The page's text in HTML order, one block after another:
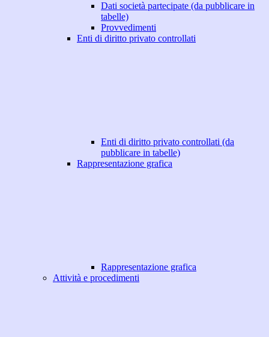
Dati società partecipate (da pubblicare in
tabelle)
Provvedimenti
Enti di diritto privato controllati
Enti di diritto privato controllati (da
pubblicare in tabelle)
Rappresentazione grafica
Rappresentazione grafica
Attività e procedimenti